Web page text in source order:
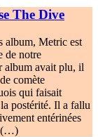
The Dive
album, Metric est
de notre
album avait plu, il
comète
qui faisait
postérité. Il a fallu
entérinées
(…)